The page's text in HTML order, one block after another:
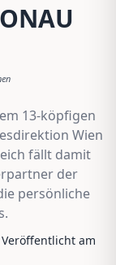
13-köpfigen
Wien
fällt damit
der
persönliche
am